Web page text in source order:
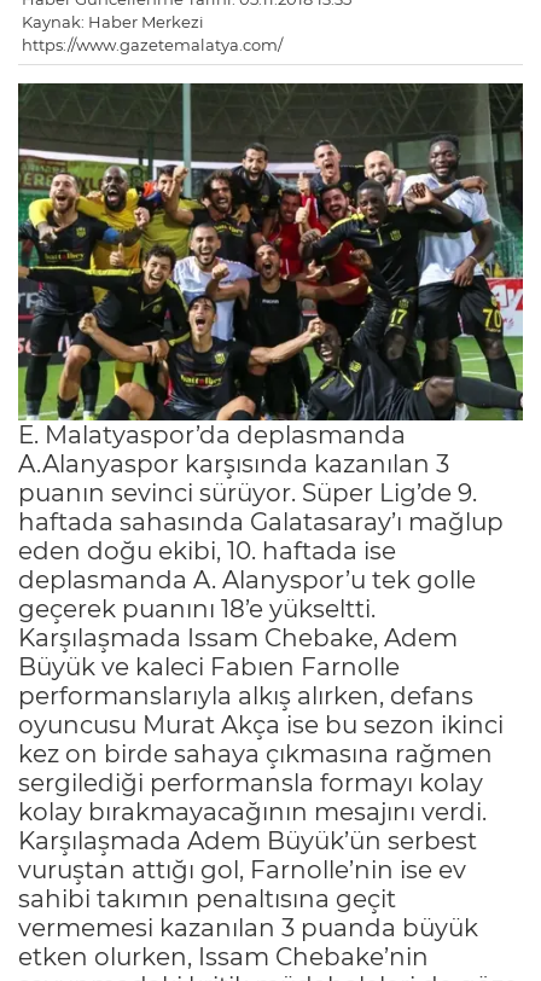
Kaynak: Haber Merkezi
https://www.gazetemalatya.com/
E. Malatyaspor’da deplasmanda
A.Alanyaspor karşısında kazanılan 3
puanın sevinci sürüyor. Süper Lig’de 9.
haftada sahasında Galatasaray’ı mağlup
eden doğu ekibi, 10. haftada ise
deplasmanda A. Alanyspor’u tek golle
geçerek puanını 18’e yükseltti.
Karşılaşmada Issam Chebake, Adem
Büyük ve kaleci Fabıen Farnolle
performanslarıyla alkış alırken, defans
oyuncusu Murat Akça ise bu sezon ikinci
kez on birde sahaya çıkmasına rağmen
sergilediği performansla formayı kolay
kolay bırakmayacağının mesajını verdi.
Karşılaşmada Adem Büyük’ün serbest
vuruştan attığı gol, Farnolle’nin ise ev
sahibi takımın penaltısına geçit
vermemesi kazanılan 3 puanda büyük
etken olurken, Issam Chebake’nin